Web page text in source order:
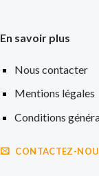
En savoir plus
Nous contacter
Mentions légales
Conditions
CONTACTEZ-